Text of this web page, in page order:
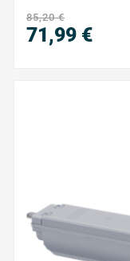
profesionales
materiales
Su formulación
85,20 €
71,99 €